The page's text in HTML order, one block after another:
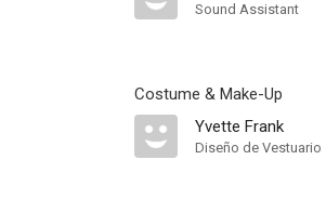
Sound Assistant
Costume & Make-Up
Yvette Frank
Diseño de Vestuario